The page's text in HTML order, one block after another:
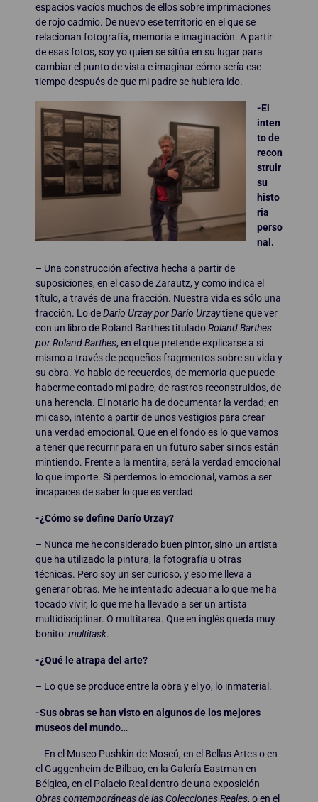
espacios vacíos muchos de ellos sobre imprimaciones
de rojo cadmio. De nuevo ese territorio en el que se
relacionan fotografía, memoria e imaginación. A partir
de esas fotos, soy yo quien se sitúa en su lugar para
cambiar el punto de vista e imaginar cómo sería ese
tiempo después de que mi padre se hubiera ido.
-El
inten
to de
recon
struir
su
histo
ria
perso
nal.
– Una construcción afectiva hecha a partir de
suposiciones, en el caso de Zarautz, y como indica el
título, a través de una fracción. Nuestra vida es sólo una
fracción. Lo deDarío Urzay por Darío Urzaytiene que ver
con un libro de Roland Barthes tituladoRoland Barthes
por Roland Barthes, en el que pretende explicarse a sí
mismo a través de pequeños fragmentos sobre su vida y
su obra. Yo hablo de recuerdos, de memoria que puede
haberme contado mi padre, de rastros reconstruidos, de
una herencia. El notario ha de documentar la verdad; en
mi caso, intento a partir de unos vestigios para crear
una verdad emocional. Que en el fondo es lo que vamos
a tener que recurrir para en un futuro saber si nos están
mintiendo. Frente a la mentira, será la verdad emocional
lo que importe. Si perdemos lo emocional, vamos a ser
incapaces de saber lo que es verdad.
-¿Cómo se define Darío Urzay?
– Nunca me he considerado buen pintor, sino un artista
que ha utilizado la pintura, la fotografía u otras
técnicas. Pero soy un ser curioso, y eso me lleva a
generar obras. Me he intentado adecuar a lo que me ha
tocado vivir, lo que me ha llevado a ser un artista
multidisciplinar. O multitarea. Que en inglés queda muy
bonito:multitask.
-¿Qué le atrapa del arte?
– Lo que se produce entre la obra y el yo, lo inmaterial.
-Sus obras se han visto en algunos de los mejores
museos del mundo…
– En el Museo Pushkin de Moscú, en el Bellas Artes o en
el Guggenheim de Bilbao, en la Galería Eastman en
Bélgica, en el Palacio Real dentro de una exposición
Obras contemporáneas de las Colecciones Reales, o en el